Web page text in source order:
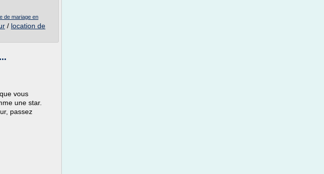
de mariage en
/ location de
vous
une star.
passez